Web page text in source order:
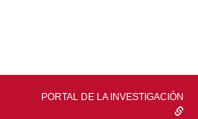
PORTAL DE LA INVESTIGACIÓN